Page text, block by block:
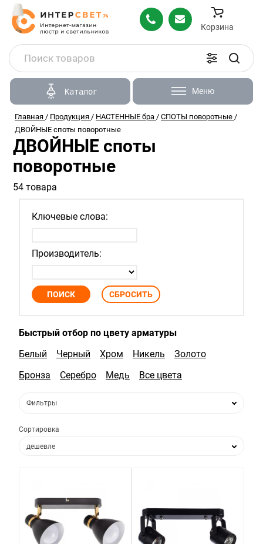
Корзина
Каталог Меню
Главная / Продукция / НАСТЕННЫЕ бра / СПОТЫ поворотные /
ДВОЙНЫЕ споты поворотные
ДВОЙНЫЕ споты
поворотные
54 товара
Ключевые слова:
Производитель:
Быстрый отбор по цвету арматуры
Белый
Черный Хром Никель
Золото
Бронза
Серебро Медь Все цвета
Фильтры
Сортировка
дешевле
по новизне